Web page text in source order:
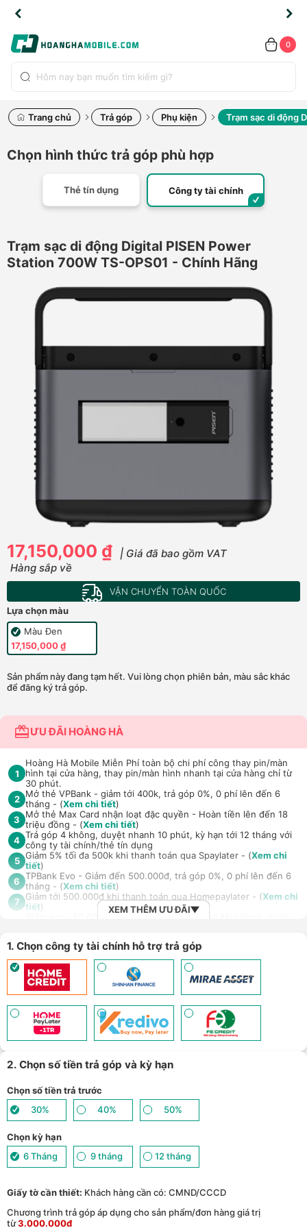
0
Trang chủ Trả góp Phụ kiện Trạm sạc di động
Chọn hình thức trả góp phù hợp
Thẻ tín dụng Công ty tài chính
Trạm sạc di động Digital PISEN Power
Station 700W TS-OPS01 - Chính Hãng
17,150,000 ₫
| Giá đã bao gồm VAT
Hàng sắp về
VẬN CHUYỂN TOÀN QUỐC
Lựa chọn màu
Màu Đen
17,150,000 ₫
Sản phẩm này đang tạm hết. Vui lòng chọn phiên bản, màu sắc khác
để đăng ký trả góp.
ƯU ĐÃI HOÀNG HÀ
1
Hoàng Hà Mobile Miễn Phí toàn bộ chi phí công thay pin/màn
hình tại cửa hàng, thay pin/màn hình nhanh tại cửa hàng chỉ từ
30 phút.
2 Mở thẻ VPBank - giảm tới 400k, trả góp 0%, 0 phí lên đến 6
tháng - (Xem chi tiết)
3
Mở thẻ Max Card nhận loạt đặc quyền - Hoàn tiền lên đến 18
triệu đồng - (Xem chi tiết)
4 Trả góp 4 không, duyệt nhanh 10 phút, kỳ hạn tới 12 tháng với
công ty tài chính/thẻ tín dụng
5 Giảm 5% tối đa 500k khi thanh toán qua Spaylater - (Xem chi
tiết)
6 TPBank Evo - Giảm đến 500.000đ, trả góp 0%, 0 phí lên đến 6
tháng - (Xem chi tiết)
7
Giảm tới 500.000đ khi thanh toán qua Homepaylater - (Xem chi
tiết)
Giảm ngay 50.000đ khi mua gói cước di động Mobifone, Vnsky
9 Nhận báo giá tốt nhất cho khách hàng doanh nghiệp B2B khi
mua số lượng lớn - (Xem chi tiết)
XEM THÊM ƯU ĐÃI
1. Chọn công ty tài chính hỗ trợ trả góp
2. Chọn số tiền trả góp và kỳ hạn
Chọn số tiền trả trước
30%
40% 50%
Chọn kỳ hạn
6 Tháng
9 tháng 12 tháng
Giấy tờ cần thiết: Khách hàng cần có: CMND/CCCD
Chương trình trả góp áp dụng cho sản phẩm/đơn hàng giá trị
từ3.000.000đ